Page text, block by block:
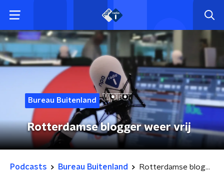
Bureau Buitenland
Rotterdamse blogger weer vrij
Podcasts Bureau Buitenland Rotterdamse blogger weer vrij